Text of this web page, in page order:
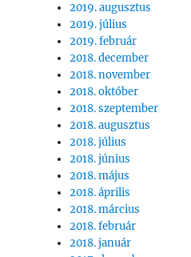
2019. augusztus
2019. július
2019. február
2018. december
2018. november
2018. október
2018. szeptember
2018. augusztus
2018. július
2018. június
2018. május
2018. április
2018. március
2018. február
2018. január